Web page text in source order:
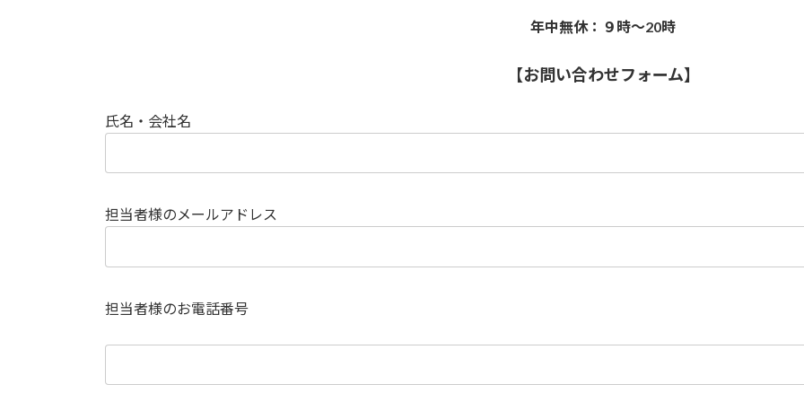
年中無休：９時～20時
【お問い合わせフォーム】
氏名・会社名
担当者様のメールアドレス
担当者様のお電話番号